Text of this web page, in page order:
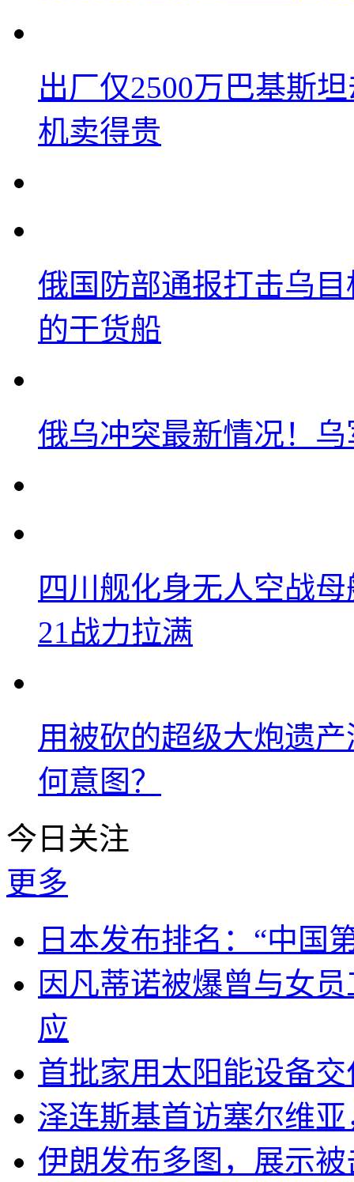
出厂仅2500万巴基斯
机卖得贵
俄国防部通报打击乌
的干货船
俄乌冲突最新情况！
四川舰化身无人空战
21战力拉满
用被砍的超级大炮遗
何意图？
今日关注
更多
日本发布排名：“中国
因凡蒂诺被爆曾与女
应
首批家用太阳能设备
泽连斯基首访塞尔维
伊朗发布多图，展示